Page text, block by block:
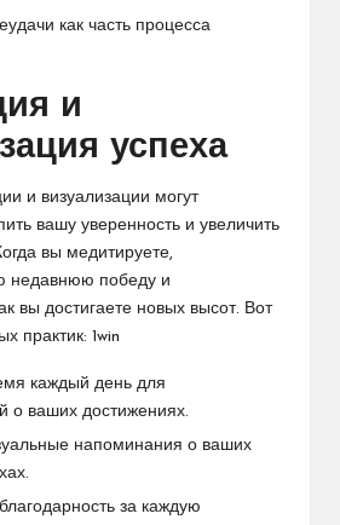
как часть процесса
и
успеха
и визуализации могут
вашу уверенность и увеличить
вы медитируете,
недавнюю победу и
вы достигаете новых высот. Вот
практик: 1win
каждый день для
о ваших достижениях.
напоминания о ваших
благодарность за каждую